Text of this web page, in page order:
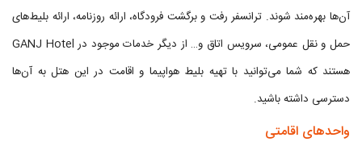
آن‌ها بهره‌مند شوند. ترانسفر رفت و برگشت فرودگاه، ارائه روزنامه، ارائه بلیط‌های
حمل و نقل عمومی، سرویس اتاق و… از دیگر خدمات موجود در GANJ Hotel
هستند که شما می‌توانید با تهیه بلیط هواپیما و اقامت در این هتل به آن‌ها
دسترسی داشته باشید.
واحدهای اقامتی